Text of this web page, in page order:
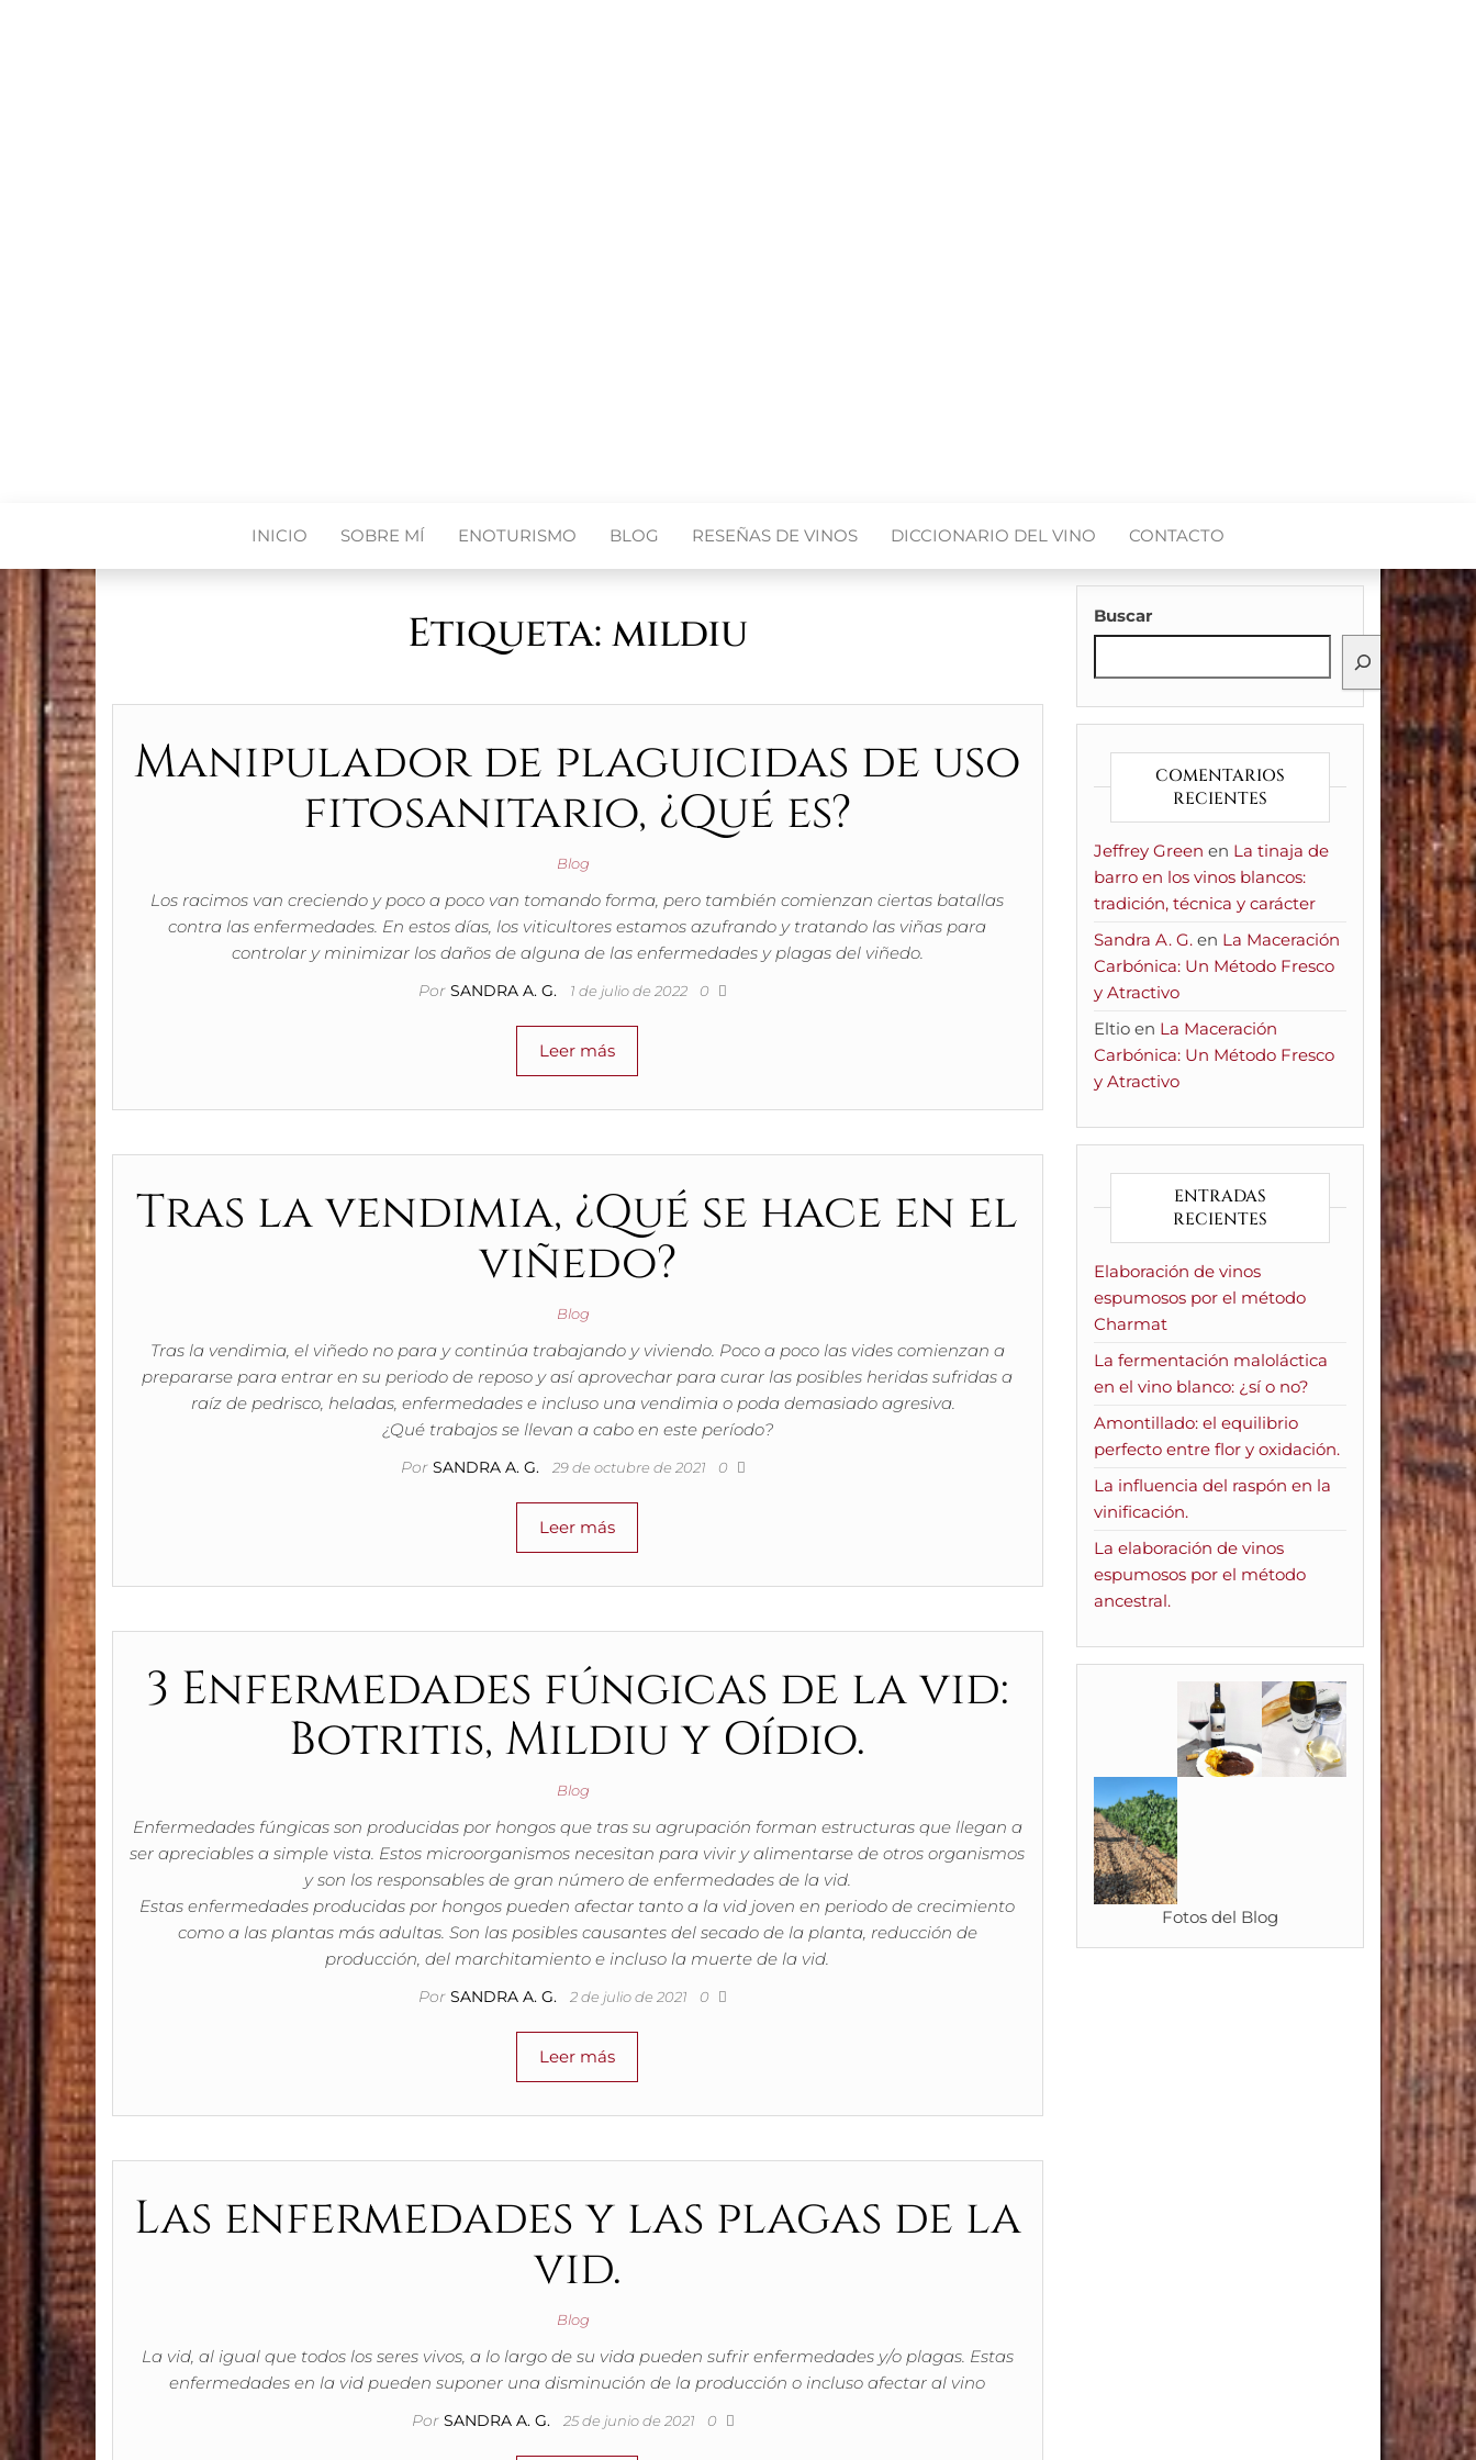
INICIO SOBRE MÍ ENOTURISMO BLOG RESEÑAS DE VINOS DICCIONARIO DEL VINO CONTACTO
Etiqueta: mildiu
Manipulador de plaguicidas de uso
fitosanitario, ¿Qué es?
Blog
Los racimos van creciendo y poco a poco van tomando forma, pero también comienzan ciertas batallas
contra las enfermedades. En estos días, los viticultores estamos azufrando y tratando las viñas para
controlar y minimizar los daños de alguna de las enfermedades y plagas del viñedo.
Por SANDRA A. G. 1 de julio de 2022 0
Leer más
Tras la vendimia, ¿Qué se hace en el
viñedo?
Blog
Tras la vendimia, el viñedo no para y continúa trabajando y viviendo. Poco a poco las vides comienzan a
prepararse para entrar en su periodo de reposo y así aprovechar para curar las posibles heridas sufridas a
raíz de pedrisco, heladas, enfermedades e incluso una vendimia o poda demasiado agresiva.
¿Qué trabajos se llevan a cabo en este período?
Por SANDRA A. G. 29 de octubre de 2021 0
Leer más
3 Enfermedades fúngicas de la vid:
Botritis, Mildiu y Oídio.
Blog
Enfermedades fúngicas son producidas por hongos que tras su agrupación forman estructuras que llegan a
ser apreciables a simple vista. Estos microorganismos necesitan para vivir y alimentarse de otros organismos
y son los responsables de gran número de enfermedades de la vid.
Estas enfermedades producidas por hongos pueden afectar tanto a la vid joven en periodo de crecimiento
como a las plantas más adultas. Son las posibles causantes del secado de la planta, reducción de
producción, del marchitamiento e incluso la muerte de la vid.
Por SANDRA A. G. 2 de julio de 2021 0
Leer más
Las enfermedades y las plagas de la
vid.
Blog
La vid, al igual que todos los seres vivos, a lo largo de su vida pueden sufrir enfermedades y/o plagas. Estas
enfermedades en la vid pueden suponer una disminución de la producción o incluso afectar al vino
Por SANDRA A. G. 25 de junio de 2021 0
Buscar
COMENTARIOS
RECIENTES
Jeffrey Green en La tinaja de
barro en los vinos blancos:
tradición, técnica y carácter
Sandra A. G.en La Maceración
Carbónica: Un Método Fresco
y Atractivo
Eltioen La Maceración
Carbónica: Un Método Fresco
y Atractivo
ENTRADAS
RECIENTES
Elaboración de vinos
espumosos por el método
Charmat
La fermentación maloláctica
en el vino blanco: ¿sí o no?
Amontillado: el equilibrio
perfecto entre flor y oxidación.
La influencia del raspón en la
vinificación.
La elaboración de vinos
espumosos por el método
ancestral.
Fotos del Blog